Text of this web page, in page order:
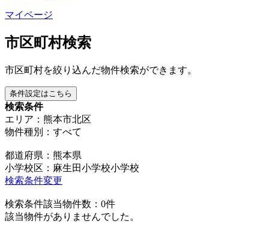
マイページ
市区町村検索
市区町村を絞り込んだ物件検索ができます。
条件設定はこちら
検索条件
エリア：熊本市北区
物件種別：すべて
都道府県：熊本県
小学校区：麻生田小学校小学校
検索条件変更
検索条件該当物件数： 0件
該当物件がありませんでした。